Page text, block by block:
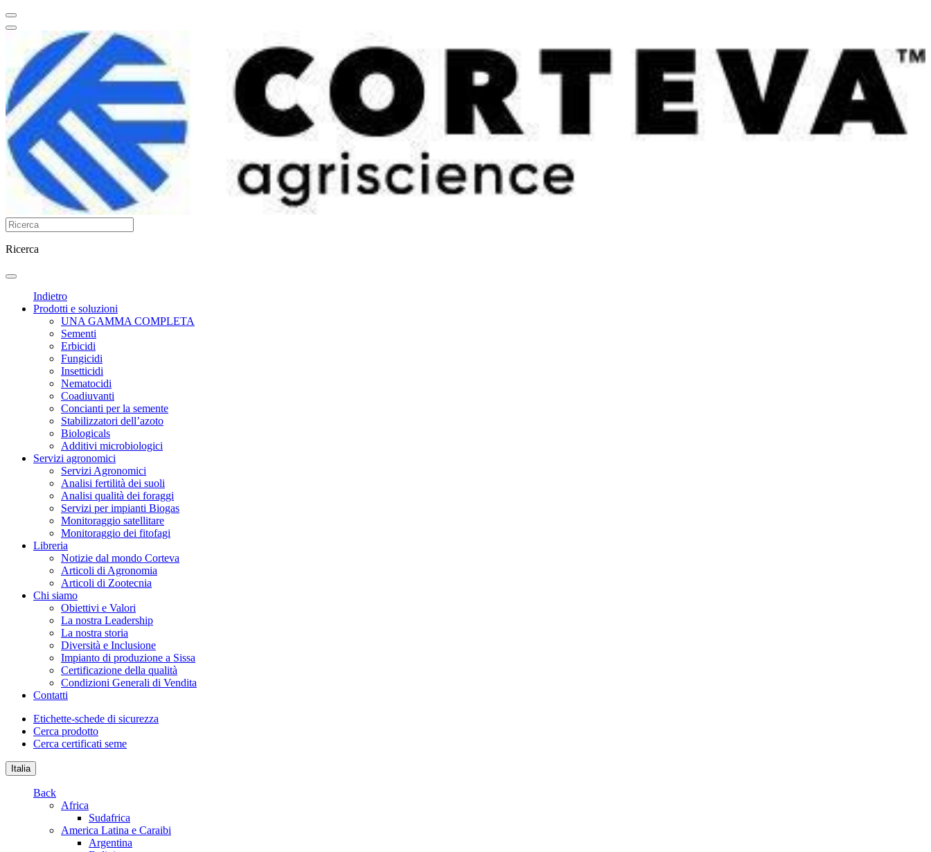
Ricerca
Indietro
Prodotti e soluzioni
UNA GAMMA COMPLETA
Sementi
Erbicidi
Fungicidi
Insetticidi
Nematocidi
Coadiuvanti
Concianti per la semente
Stabilizzatori dell’azoto
Biologicals
Additivi microbiologici
Servizi agronomici
Servizi Agronomici
Analisi fertilità dei suoli
Analisi qualità dei foraggi
Servizi per impianti Biogas
Monitoraggio satellitare
Monitoraggio dei fitofagi
Libreria
Notizie dal mondo Corteva
Articoli di Agronomia
Articoli di Zootecnia
Chi siamo
Obiettivi e Valori
La nostra Leadership
La nostra storia
Diversità e Inclusione
Impianto di produzione a Sissa
Certificazione della qualità
Condizioni Generali di Vendita
Contatti
Etichette-schede di sicurezza
Cerca prodotto
Cerca certificati seme
Italia
Back
Africa
Sudafrica
America Latina e Caraibi
Argentina